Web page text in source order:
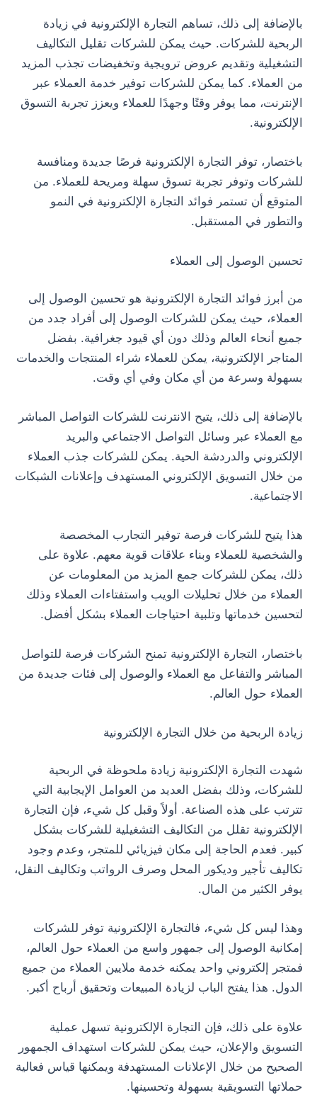
بالإضافة إلى ذلك، تساهم التجارة الإلكترونية في زيادة
الربحية للشركات. حيث يمكن للشركات تقليل التكاليف
التشغيلية وتقديم عروض ترويجية وتخفيضات تجذب المزيد
من العملاء. كما يمكن للشركات توفير خدمة العملاء عبر
الإنترنت، مما يوفر وقتًا وجهدًا للعملاء ويعزز تجربة التسوق
الإلكترونية.
باختصار، توفر التجارة الإلكترونية فرصًا جديدة ومنافسة
للشركات وتوفر تجربة تسوق سهلة ومريحة للعملاء. من
المتوقع أن تستمر فوائد التجارة الإلكترونية في النمو
والتطور في المستقبل.
تحسين الوصول إلى العملاء
من أبرز فوائد التجارة الإلكترونية هو تحسين الوصول إلى
العملاء، حيث يمكن للشركات الوصول إلى أفراد جدد من
جميع أنحاء العالم وذلك دون أي قيود جغرافية. بفضل
المتاجر الإلكترونية، يمكن للعملاء شراء المنتجات والخدمات
بسهولة وسرعة من أي مكان وفي أي وقت.
بالإضافة إلى ذلك، يتيح الانترنت للشركات التواصل المباشر
مع العملاء عبر وسائل التواصل الاجتماعي والبريد
الإلكتروني والدردشة الحية. يمكن للشركات جذب العملاء
من خلال التسويق الإلكتروني المستهدف وإعلانات الشبكات
الاجتماعية.
هذا يتيح للشركات فرصة توفير التجارب المخصصة
والشخصية للعملاء وبناء علاقات قوية معهم. علاوة على
ذلك، يمكن للشركات جمع المزيد من المعلومات عن
العملاء من خلال تحليلات الويب واستفتاءات العملاء وذلك
لتحسين خدماتها وتلبية احتياجات العملاء بشكل أفضل.
باختصار، التجارة الإلكترونية تمنح الشركات فرصة للتواصل
المباشر والتفاعل مع العملاء والوصول إلى فئات جديدة من
العملاء حول العالم.
زيادة الربحية من خلال التجارة الإلكترونية
شهدت التجارة الإلكترونية زيادة ملحوظة في الربحية
للشركات، وذلك بفضل العديد من العوامل الإيجابية التي
تترتب على هذه الصناعة. أولاً وقبل كل شيء، فإن التجارة
الإلكترونية تقلل من التكاليف التشغيلية للشركات بشكل
كبير. فعدم الحاجة إلى مكان فيزيائي للمتجر، وعدم وجود
تكاليف تأجير وديكور المحل وصرف الرواتب وتكاليف النقل،
يوفر الكثير من المال.
وهذا ليس كل شيء، فالتجارة الإلكترونية توفر للشركات
إمكانية الوصول إلى جمهور واسع من العملاء حول العالم،
فمتجر إلكتروني واحد يمكنه خدمة ملايين العملاء من جميع
الدول. هذا يفتح الباب لزيادة المبيعات وتحقيق أرباح أكبر.
علاوة على ذلك، فإن التجارة الإلكترونية تسهل عملية
التسويق والإعلان، حيث يمكن للشركات استهداف الجمهور
الصحيح من خلال الإعلانات المستهدفة ويمكنها قياس فعالية
حملاتها التسويقية بسهولة وتحسينها.